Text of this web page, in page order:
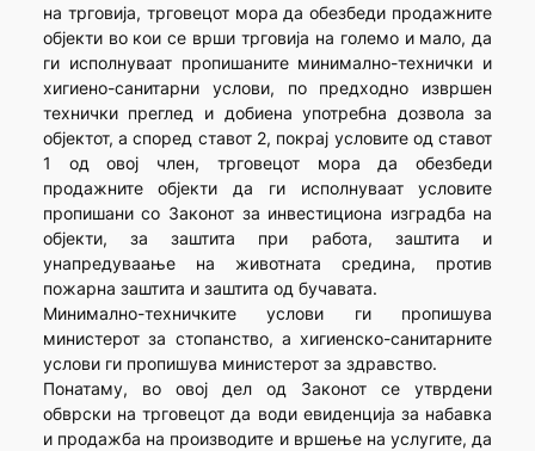
на трговија, трговецот мора да обезбеди продажните
објекти во кои се врши трговија на големо и мало, да
ги исполнуваат пропишаните минимално-технички и
хигиено-санитарни услови, по предходно извршен
технички преглед и добиена употребна дозвола за
објектот, а според ставот 2, покрај условите од ставот
1 од овој член, трговецот мора да обезбеди
продажните објекти да ги исполнуваат условите
пропишани со Законот за инвестициона изградба на
објекти, за заштита при работа, заштита и
унапредуваање на животната средина, против
пожарна заштита и заштита од бучавата.
Минимално-техничките услови ги пропишува
министерот за стопанство, а хигиенско-санитарните
услови ги пропишува министерот за здравство.
Понатаму, во овој дел од Законот се утврдени
обврски на трговецот да води евиденција за набавка
и продажба на производите и вршење на услугите, да